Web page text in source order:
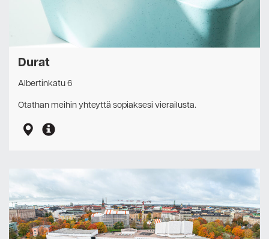
Durat
Albertinkatu 6
Otathan meihin yhteyttä sopiaksesi vierailusta.